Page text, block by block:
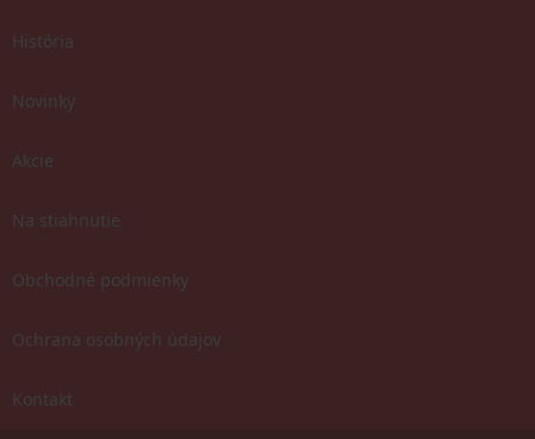
História
Novinky
Akcie
Na stiahnutie
Obchodné podmienky
Ochrana osobných údajov
Kontakt